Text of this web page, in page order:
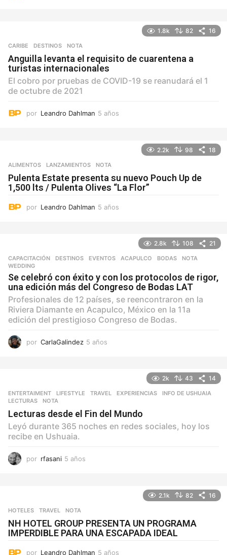
1.8k 82 16
CARIBE ,DESTINOS NOTA
Anguilla levanta el requisito de cuarentena a
turistas internacionales
El cobro por pruebas de COVID-19 se reanudará el 1
de octubre de 2021
por Leandro Dahlman 5 años
2.2k 98 18
ALIMENTOS ,LANZAMIENTOS NOTA
Pulenta Estate presenta su nuevo Pouch Up de
1,500 lts / Pulenta Olives “La Flor”
por Leandro Dahlman 5 años
2.8k 108 21
CAPACITACIÓN ,DESTINOS ,EVENTOS ACAPULCO ,BODAS ,NOTA
WEDDING
Se celebró con éxito y con los protocolos de rigor,
una edición más del Congreso de Bodas LAT
Profesionales de 12 países, se reencontraron en la
Riviera Diamante en Acapulco, México en la 11a
edición del prestigioso Congreso de Bodas.
por CarlaGalindez 5 años
2k 43 14
ENTERTAIMENT ,LIFESTYLE ,TRAVEL EXPERIENCIAS ,INFO DE USHUAIA
LECTURAS
,NOTA
Lecturas desde el Fin del Mundo
Leyó durante 365 noches en redes sociales, hoy los
recibe en Ushuaia.
por rfasani 5 años
2.1k 82 16
HOTELES ,TRAVEL NOTA
NH HOTEL GROUP PRESENTA UN PROGRAMA
IMPERDIBLE PARA UNA ESCAPADA IDEAL
por Leandro Dahlman 5 años